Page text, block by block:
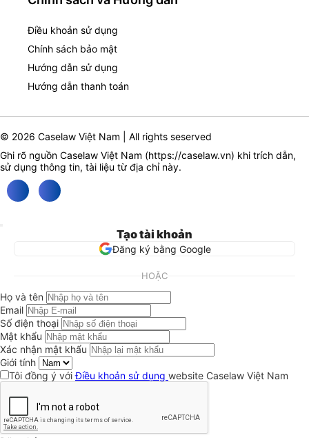
Điều khoản sử dụng
Chính sách bảo mật
Hướng dẫn sử dụng
Hướng dẫn thanh toán
© 2026 Caselaw Việt Nam | All rights seserved
Ghi rõ nguồn Caselaw Việt Nam (https://caselaw.vn) khi trích dẫn,
sử dụng thông tin, tài liệu từ địa chỉ này.
Tạo tài khoản
Đăng ký bằng Google
HOẶC
Họ và tên
Email
Số điện thoại
Mật khẩu
Xác nhận mật khẩu
Giới tính
Tôi đồng ý vớiĐiều khoản sử dụng website Caselaw Việt Nam